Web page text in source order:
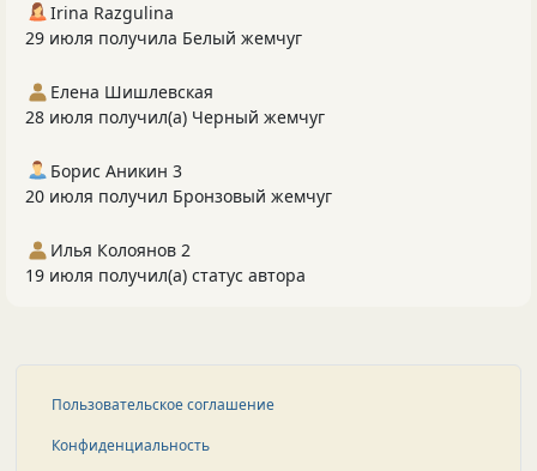
Irina Razgulina
29 июля получила Белый жемчуг
Елена Шишлевская
28 июля получил(а) Черный жемчуг
Борис Аникин 3
20 июля получил Бронзовый жемчуг
Илья Колоянов 2
19 июля получил(а) статус автора
Пользовательское соглашение
Конфиденциальность